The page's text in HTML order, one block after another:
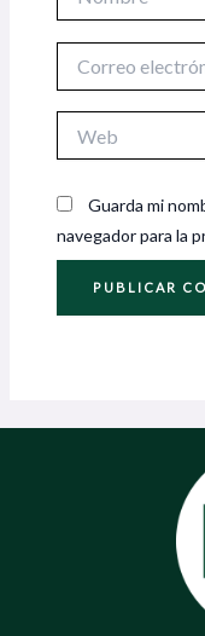
electrónico*
Guarda mi
navegador para la